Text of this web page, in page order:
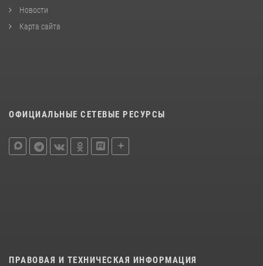
Новости
Карта сайта
ОФИЦИАЛЬНЫЕ СЕТЕВЫЕ РЕСУРСЫ
ПРАВОВАЯ И ТЕХНИЧЕСКАЯ ИНФОРМАЦИЯ